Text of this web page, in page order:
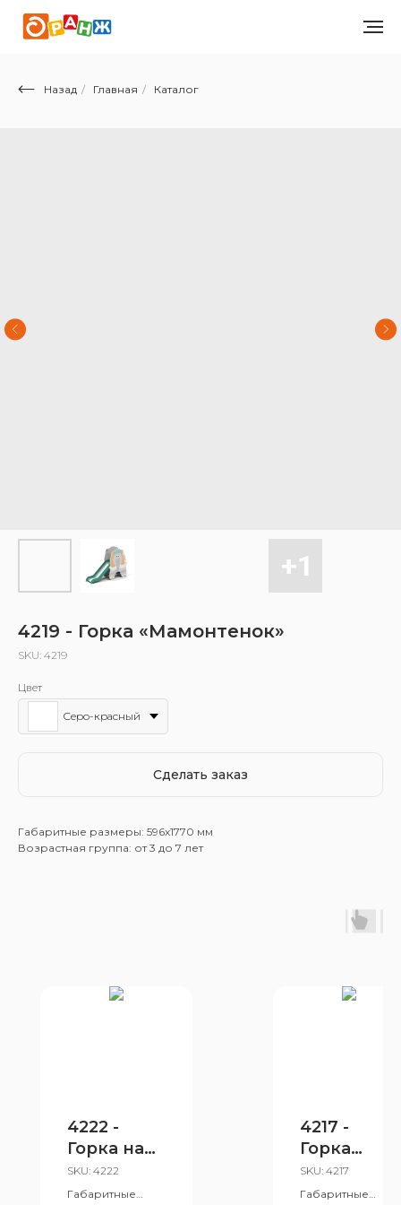
Назад / Главная / Каталог
4219 - Горка «Мамонтенок»
SKU: 4219
Цвет
Серо-красный
Сделать заказ
Габаритные размеры: 596x1770 мм
Возрастная группа: от 3 до 7 лет
4222 -
Горка на
склоне
SKU: 4222
Габаритные
4217 -
Горка
«Рыбка»
SKU: 4217
Габаритные